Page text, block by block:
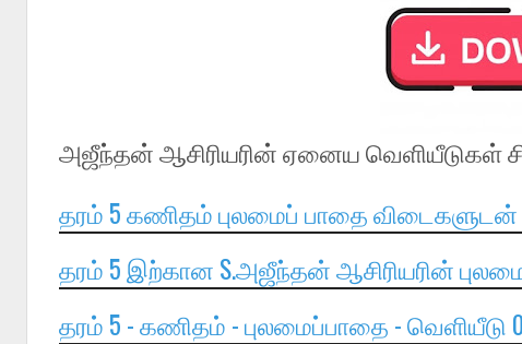
அஜீந்தன் ஆசிரியரின் ஏனைய வெளியீடுகள்
தரம் 5 கணிதம் புலமைப் பாதை விடைகளுடன்
தரம் 5 இற்கான S.அஜீந்தன் ஆசிரியரின்
தரம் 5 - கணிதம் - புலமைப்பாதை - வெளியீடு